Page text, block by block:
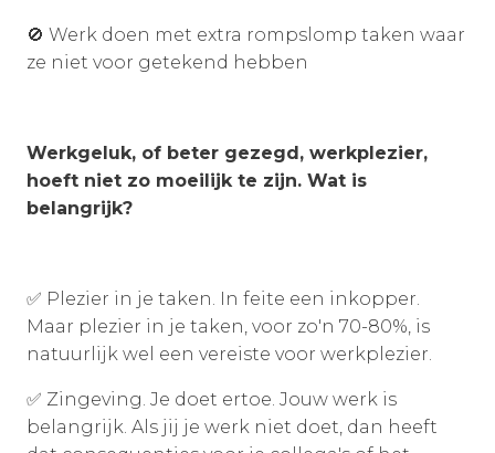
🚫 Werk doen met extra rompslomp taken waar
ze niet voor getekend hebben
Werkgeluk, of beter gezegd, werkplezier,
hoeft niet zo moeilijk te zijn. Wat is
belangrijk?
✅ Plezier in je taken. In feite een inkopper.
Maar plezier in je taken, voor zo'n 70-80%, is
natuurlijk wel een vereiste voor werkplezier.
✅ Zingeving. Je doet ertoe. Jouw werk is
belangrijk. Als jij je werk niet doet, dan heeft